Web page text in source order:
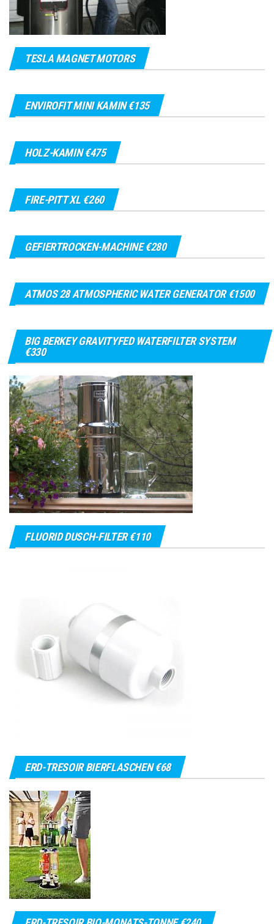
TESLA MAGNET MOTORS
ENVIROFIT MINI KAMIN €135
HOLZ-KAMIN €475
FIRE-PITT XL €260
GEFIERTROCKEN-MACHINE €280
ATMOS 28 ATMOSPHERIC WATER GENERATOR €1500
BIG BERKEY GRAVITYFED WATERFILTER SYSTEM
€330
FLUORID DUSCH-FILTER €110
ERD-TRESOIR BIERFLASCHEN €68